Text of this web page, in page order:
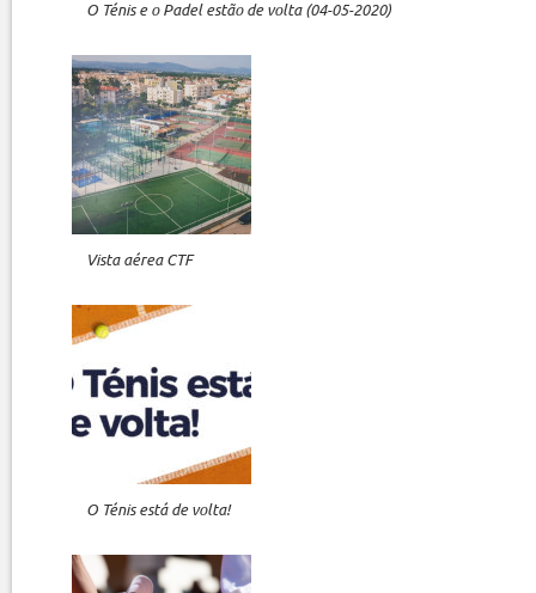
O Ténis e o Padel estão de volta (04-05-2020)
Vista aérea CTF
O Ténis está de volta!